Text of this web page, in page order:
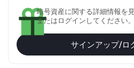
暗号資産に関する詳細情報を
またはログインしてください。
サインアップ/ロ